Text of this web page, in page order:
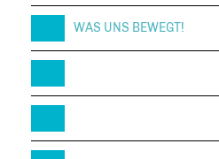
WAS UNS BEWEGT!